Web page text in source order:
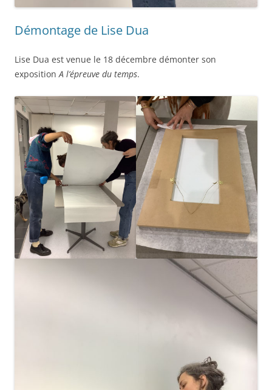
Démontage de Lise Dua
Lise Dua est venue le 18 décembre démonter son
expositionA l’épreuve du temps.